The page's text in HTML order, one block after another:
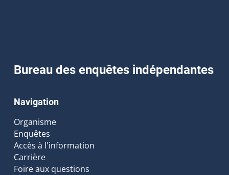
Bureau des enquêtes indépendantes
Navigation
Organisme
Enquêtes
Accès à l'information
Carrière
Foire aux questions